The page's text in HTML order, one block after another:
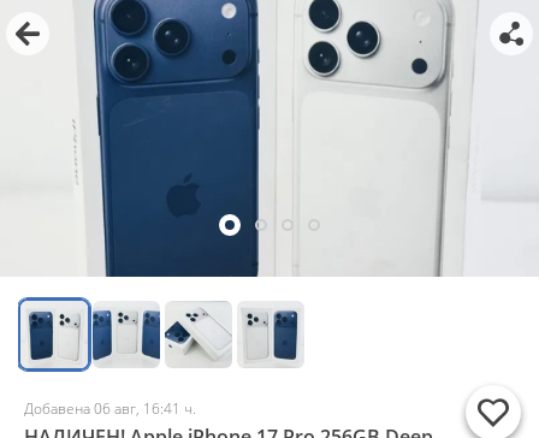
Добавена 06 авг, 16:41 ч.